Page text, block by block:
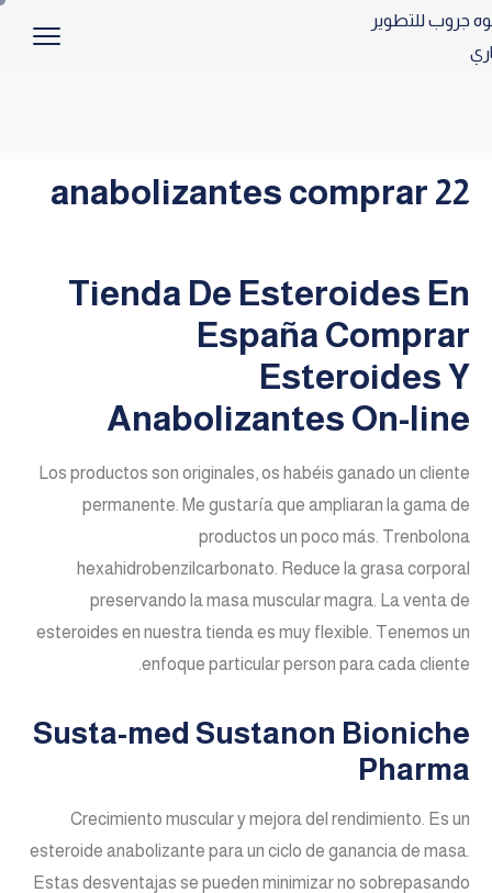
anabolizantes comprar 22
Tienda De Esteroides En
España Comprar
Esteroides Y
Anabolizantes On-line
Los productos son originales, os habéis ganado un cliente
permanente. Me gustaría que ampliaran la gama de
productos un poco más. Trenbolona
hexahidrobenzilcarbonato. Reduce la grasa corporal
preservando la masa muscular magra. La venta de
esteroides en nuestra tienda es muy flexible. Tenemos un
enfoque particular person para cada cliente.
Susta-med Sustanon Bioniche
Pharma
Crecimiento muscular y mejora del rendimiento. Es un
esteroide anabolizante para un ciclo de ganancia de masa.
Estas desventajas se pueden minimizar no sobrepasando